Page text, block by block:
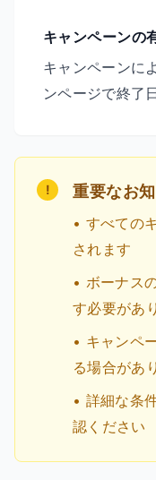
キャンペーンの
キャンペーンに
ンページで終了
! 重要なお
• すべての
されます
• ボーナス
す必要があ
• キャンペ
る場合があ
• 詳細な条
認ください